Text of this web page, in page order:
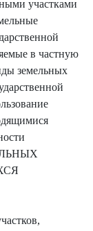
участками
в частную
земельных